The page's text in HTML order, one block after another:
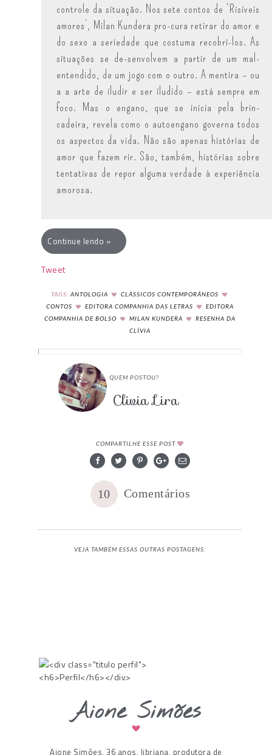
controle da situação. Nos sete contos de ‘Risíveis
amores’, Milan Kundera pro-cura retirar do amor e
do sexo a seriedade que costuma recobri-los. As
situações se de-senvolvem a partir de um mal-
entendido, de um jogo com o outro. A mentira – ou
a a arte de iludir e ser iludido – está sempre em
foco. Mas o engano, que se inicia pela brin-
cadeira, revela como o autoengano governa todos
os aspectos da vida. Não são apenas histórias de
amor que fazem rir. São, também, histórias sobre
tentativas de repor alguma verdade à experiência
amorosa.
Continue lendo »
Tweet
TAGS: ANTOLOGIA
CLÁSSICOS CONTEMPORÂNEOS
CONTOS
EDITORA COMPANHIA DAS LETRAS
EDITORA
COMPANHIA DE BOLSO
MILAN KUNDERA
RESENHA DA
CLÍVIA
QUEM POSTOU?
Clivia Lira
COMPARTILHE ESSE POST
10 Comentários
VEJA TAMBÉM ESSAS OUTRAS POSTAGENS:
Aione Simões
Aione Simões, 36 anos, libriana, produtora de